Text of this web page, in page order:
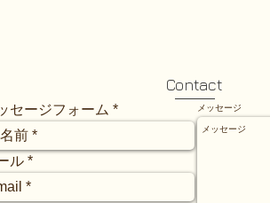
Contact
セージフォーム
ル
メッセージ